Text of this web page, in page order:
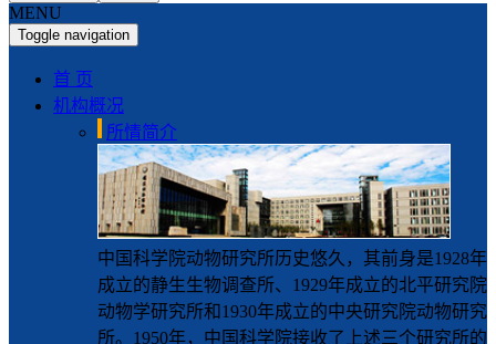
MENU
Toggle navigation
首 页
机构概况
所情简介
中国科学院动物研究所历史悠久，其前身是1928年
成立的静生生物调查所、1929年成立的北平研究院
动物学研究所和1930年成立的中央研究院动物研究
所。1950年，中国科学院接收了上述三个研究所的